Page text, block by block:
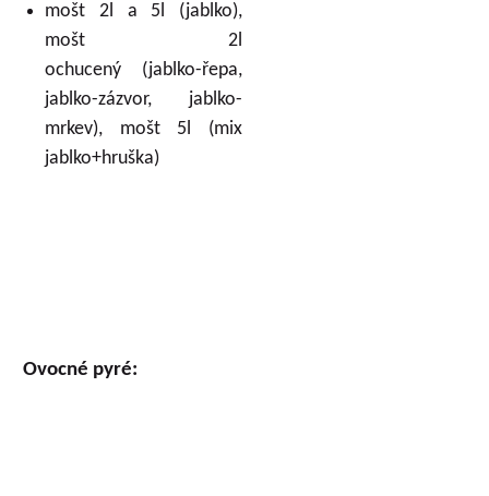
mošt 2l a 5l (jablko),
mošt 2l
ochucený (jablko-řepa,
jablko-zázvor, jablko-
mrkev), mošt 5l (mix
jablko+hruška)
Ovocné pyré: